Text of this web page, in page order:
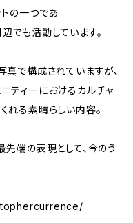
の一つであ
でも活動しています。
真で構成されていますが、
ティーにおけるカルチャ
れる素晴らしい内容。
端の表現として、今のう